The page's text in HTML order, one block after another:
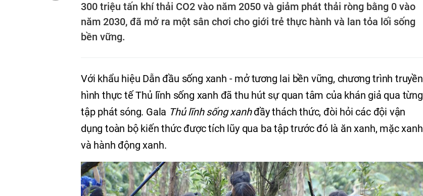
300 triệu tấn khí thải CO2 vào năm 2050 và giảm phát thải ròng bằng 0 vào
năm 2030, đã mở ra một sân chơi cho giới trẻ thực hành và lan tỏa lối sống
bền vững.
Với khẩu hiệu Dẫn đầu sống xanh - mở tương lai bền vững, chương trình truyền
hình thực tế Thủ lĩnh sống xanh đã thu hút sự quan tâm của khán giả qua từng
tập phát sóng. Gala Thủ lĩnh sống xanhđầy thách thức, đòi hỏi các đội vận
dụng toàn bộ kiến thức được tích lũy qua ba tập trước đó là ăn xanh, mặc xanh
và hành động xanh.